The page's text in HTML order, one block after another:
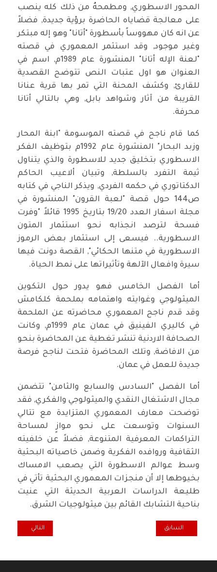
المحور الاسطوري, ومطمحهُ من ذلك كله ينصب
على معالجة قضاياه الحاضرة برؤية جديدة, فضلاً
عن انه كان مهووساً بأسطورة "أتانا" وهو إله مبتكر
وغير موجود, وقد استثمر المعموري في قصته
"لعنة الإله أتانا" المنشورة عام 1989م, اسم في
العنوان هو اول عتبات النص تتوضح القصدية
للقارئ, وكشف المحنة التي تمر بها قرية عنانا
القريبة من آثار وشواهد بابل, وهي بالتالي أتانا
محرفة.
كما قام ناجح في قصته الموسومة "ابنة المحار
وزبد البحار" المنشورة عام 1992م بتوظيف الفكر
الاسطوري بتخليق جديد للاسطورة والذي يتناول
ثيمة التفرد بالسلطة, وتبيان ألاعيب الحاكم
الدكتاتوري في حكمه الفردي, ويذكر الناجي في كتابه
ص144 حول قصة "لعبة القرون" المنشورة في
مجلة اسفار العدد 19/20 بتاريخ 1995 قائلاً "وفرت
فسحة لترصد انجذابه نحو استثمار المتون
الاسطورية.. فيسعى إلى استثمار بعض الرموز
الاسطورية في متنها الحكائي", القصة دونت فيها
سيرة وافعال الآلهة وتأثيراتها على نمط الحياة.
أما الفصل الخامس فهو يدور حول التكوين
الميثولوجي وغوايته واهتمامه بملحمة كلكامش
وقد قدم ناجح المعموري محاضرته عن الملحمة
في كاليري الفينيق في عمان عام 1999م, وكانت
الصحافة الاردنية تنشر تغطية عن المحاضرة بنحو
من الافاضة, وتلك المحاضرة فتحت لناجح فرصة
جديدة للعمل في عمان.
أما الفصل "السادس والسابع والثامن" تتضمن
مجال الاشتغال النقدي والميثولوجي والفكري, فقد
توضحت معارف المعموري المتزايدة مع تتالي
السنوات وتوسعت على نحو موازٍ لمساحة
التراكمات المعرفية المتنوعة, فضلاً عن خلفيته
الثقافية وروافده الفكرية وضمن خاصياته البحثية
وسط عوالم الاسطورة التي يصعب الامساك
بخيوطها إلا أن منجزات المعموري البحثية تأتي في
طليعة الدراسات العربية الحديثة التي عنيت
بناحية التشابك القائم بين ميثولوجيات الشرق.
المقال السابق: جاك بريفير شاعراً شعبياً
السابق المقال التالي:
التالي